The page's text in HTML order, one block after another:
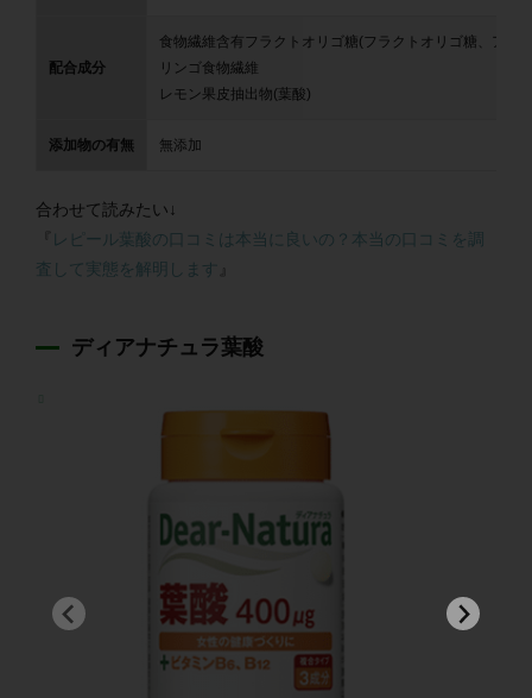
配合成分
食物繊維含有フラクトオリゴ糖(フラクトオリゴ糖、アカ
リンゴ食物繊維
レモン果皮抽出物(葉酸)
添加物の有無 無添加
合わせて読みたい↓
レピール葉酸の口コミは本当に良いの？本当の口コミを調
査して実態を解明します
ディアナチュラ葉酸